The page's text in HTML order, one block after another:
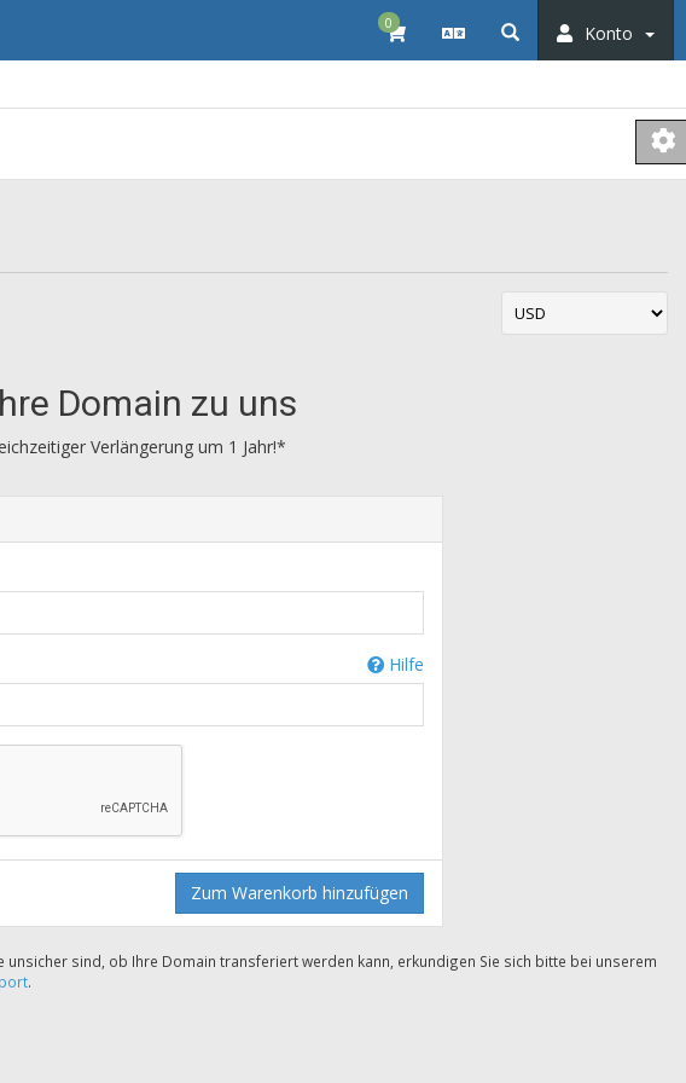
0 Konto
Domain zu uns
Verlängerung um 1 Jahr!*
Hilfe
Zum Warenkorb hinzufügen
sind, ob Ihre Domain transferiert werden kann, erkundigen Sie sich bitte bei unserem
.